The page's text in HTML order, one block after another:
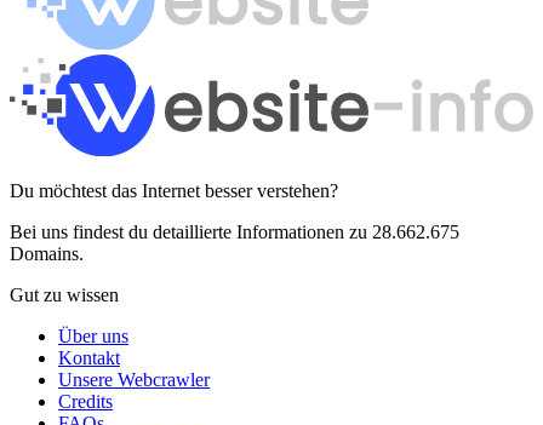
Du möchtest das Internet besser verstehen?
Bei uns findest du detaillierte Informationen zu 28.662.675
Domains.
Gut zu wissen
Über uns
Kontakt
Unsere Webcrawler
Credits